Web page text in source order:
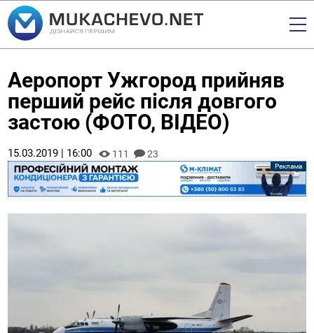
Аеропорт Ужгород прийняв
перший рейс після довгого
застою (ФОТО, ВІДЕО)
15.03.2019 | 16:00 111 23